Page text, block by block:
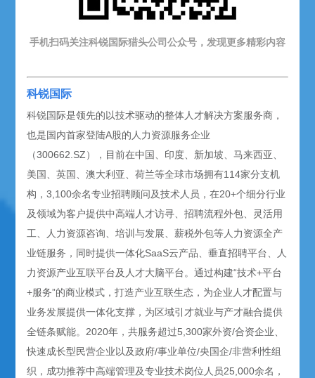
手机扫码关注科锐国际猎头公司公众号，发现更多精彩内容
科锐国际
科锐国际是领先的以技术驱动的整体人才解决方案服务商，
也是国内首家登陆A股的人力资源服务企业
（300662.SZ），目前在中国、印度、新加坡、马来西亚、
美国、英国、澳大利亚、荷兰等全球市场拥有114家分支机
构，3,100余名专业招聘顾问及技术人员，在20+个细分行业
及领域为客户提供中高端人才访寻、招聘流程外包、灵活用
工、人力资源咨询、培训与发展、薪税外包等人力资源全产
业链服务，同时提供一体化SaaS云产品、垂直招聘平台、人
力资源产业互联平台及人才大脑平台。通过构建“技术+平台
+服务”的商业模式，打造产业互联生态，为企业人才配置与
业务发展提供一体化支撑，为区域引才就业与产才融合提供
全链条赋能。2020年，共服务超过5,300家外资/合资企业、
快速成长型民营企业以及政府/事业单位/央国企/非营利性组
织，成功推荐中高端管理及专业技术岗位人员25,000余名，